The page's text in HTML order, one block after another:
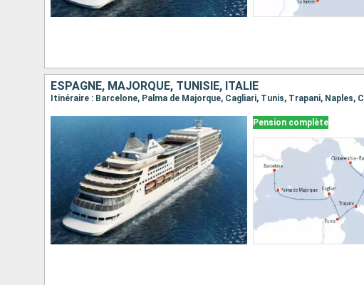
ESPAGNE, MAJORQUE, TUNISIE, ITALIE
Pension complète